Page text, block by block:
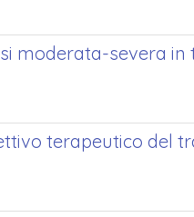
moderata-severa in
terapeutico del